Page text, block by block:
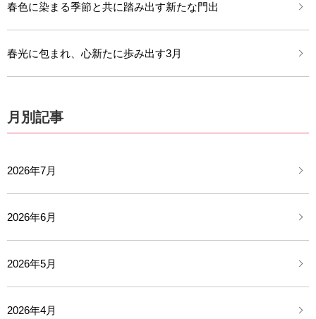
春色に染まる季節と共に踏み出す新たな門出
春光に包まれ、心新たに歩み出す3月
月別記事
2026年7月
2026年6月
2026年5月
2026年4月